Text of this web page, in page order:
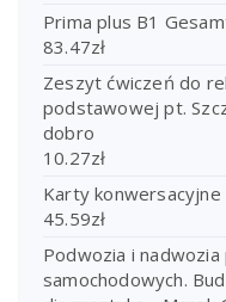
Prima plus B1
83.47zł
Zeszyt ćwiczeń do
podstawowej pt.
dobro
10.27zł
Karty
45.59zł
Podwozia i
samochodowych.